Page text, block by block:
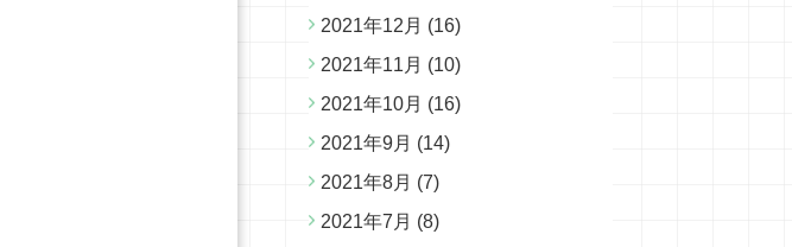
2021年12月 (16)
2021年11月 (10)
2021年10月 (16)
2021年9月 (14)
2021年8月 (7)
2021年7月 (8)